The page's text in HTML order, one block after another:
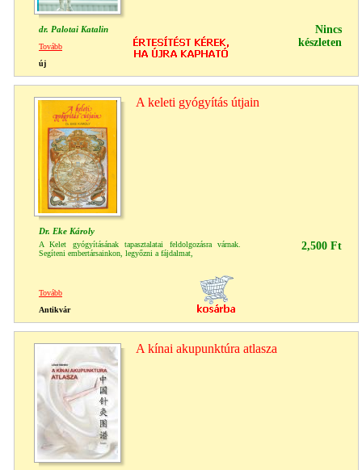
dr. Palotai Katalin
Nincs
készleten
Tovább
új
A keleti gyógyítás útjain
Dr. Eke Károly
A Kelet gyógyításának tapasztalatai feldolgozásra várnak.
Segíteni embertársainkon, legyőzni a fájdalmat,
2,500 Ft
Tovább
Antikvár
A kínai akupunktúra atlasza